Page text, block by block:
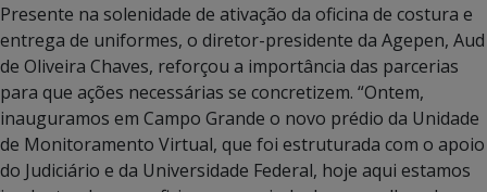
Presente na solenidade de ativação da oficina de costura e
entrega de uniformes, o diretor-presidente da Agepen, Aud
de Oliveira Chaves, reforçou a importância das parcerias
para que ações necessárias se concretizem. “Ontem,
inauguramos em Campo Grande o novo prédio da Unidade
de Monitoramento Virtual, que foi estruturada com o apoio
do Judiciário e da Universidade Federal, hoje aqui estamos